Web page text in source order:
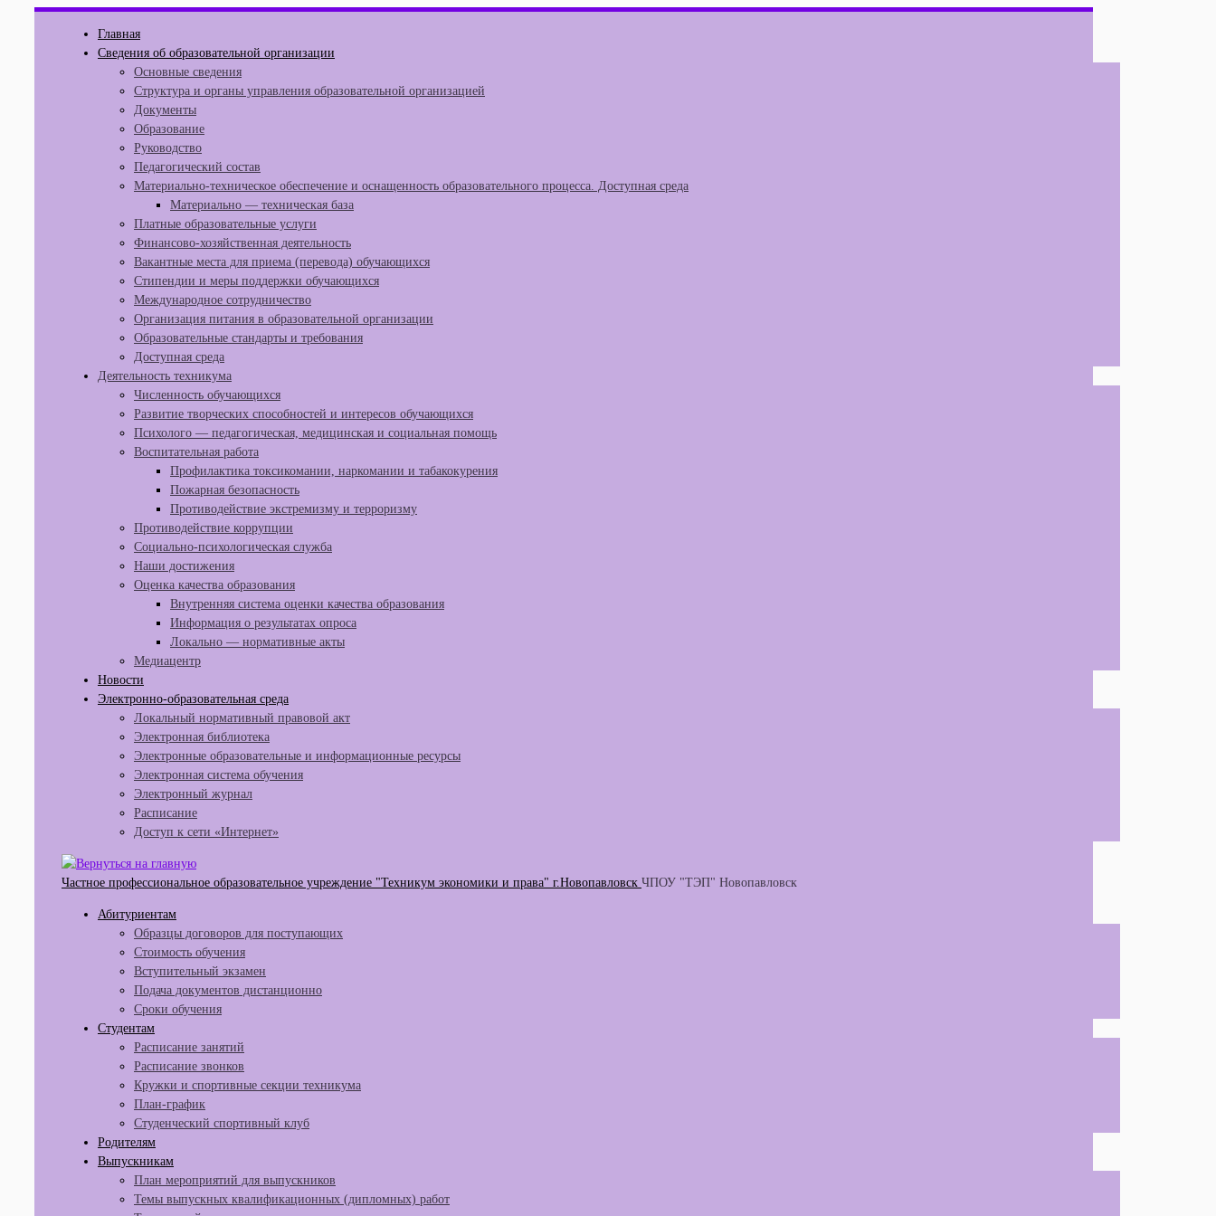
Перейти
Главная
Сведения об образовательной организации
Основные сведения
Структура и органы управления образовательной организацией
Документы
Образование
Руководство
Педагогический состав
Материально-техническое обеспечение и оснащенность образовательного процесса. Доступная среда
Материально — техническая база
Платные образовательные услуги
Финансово-хозяйственная деятельность
Вакантные места для приема (перевода) обучающихся
Стипендии и меры поддержки обучающихся
Международное сотрудничество
Организация питания в образовательной организации
Образовательные стандарты и требования
Доступная среда
Деятельность техникума
Численность обучающихся
Развитие творческих способностей и интересов обучающихся
Психолого — педагогическая, медицинская и социальная помощь
Воспитательная работа
Профилактика токсикомании, наркомании и табакокурения
Пожарная безопасность
Противодействие экстремизму и терроризму
Противодействие коррупции
Социально-психологическая служба
Наши достижения
Оценка качества образования
Внутренняя система оценки качества образования
Информация о результатах опроса
Локально — нормативные акты
Медиацентр
Новости
Электронно-образовательная среда
Локальный нормативный правовой акт
Электронная библиотека
Электронные образовательные и информационные ресурсы
Электронная система обучения
Электронный журнал
Расписание
Доступ к сети «Интернет»
Частное профессиональное образовательное учреждение "Техникум экономики и права" г.Новопавловск ЧПОУ "ТЭП" Новопавловск
Абитуриентам
Образцы договоров для поступающих
Стоимость обучения
Вступительный экзамен
Подача документов дистанционно
Сроки обучения
Студентам
Расписание занятий
Расписание звонков
Кружки и спортивные секции техникума
План-график
Студенческий спортивный клуб
Родителям
Выпускникам
План мероприятий для выпускников
Темы выпускных квалификационных (дипломных) работ